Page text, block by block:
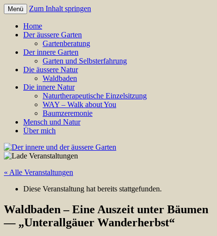
Der innere und der äussere
Garten
Menü Zum Inhalt springen
Home
Der äussere Garten
Gartenberatung
Der innere Garten
Garten und Selbsterfahrung
Die äussere Natur
Waldbaden
Die innere Natur
Naturtherapeutische Einzelsitzung
WAY – Walk about You
Baumzeremonie
Mensch und Natur
Über mich
« Alle Veranstaltungen
Diese Veranstaltung hat bereits stattgefunden.
Waldbaden – Eine Auszeit unter Bäumen
— „Unterallgäuer Wanderherbst“